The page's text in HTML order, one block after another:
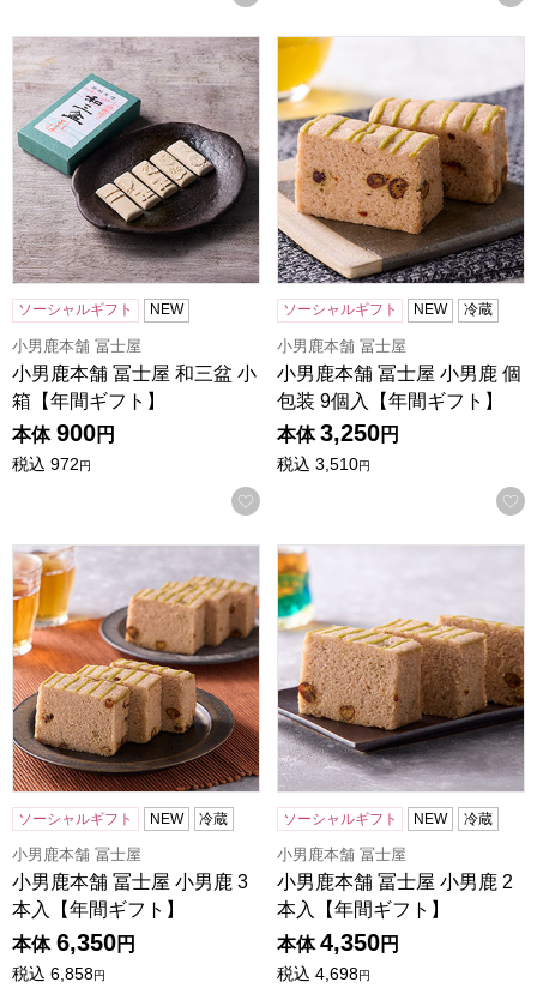
小男鹿本舗 冨士屋 和三盆 小箱【年間ギフト】
ソーシャルギフト NEW
小男鹿本舗 冨士屋
小男鹿本舗 冨士屋 和三盆 小
箱【年間ギフト】
本体 900円
税込 972円
お気に入りに登録する
小男鹿本舗 冨士屋 小男鹿 個
ソーシャルギフト NEW 冷蔵
小男鹿本舗 冨士屋
小男鹿本舗 冨士屋 小男鹿 個
包装 9個入【年間ギフト】
本体 3,250円
税込 3,510円
小男鹿本舗 冨士屋 小男鹿 3本入【年間ギフト】
ソーシャルギフト NEW 冷蔵
小男鹿本舗 冨士屋
小男鹿本舗 冨士屋 小男鹿 3
本入【年間ギフト】
本体 6,350円
税込 6,858円
小男鹿本舗 冨士屋 小男鹿 2
ソーシャルギフト NEW 冷蔵
小男鹿本舗 冨士屋
小男鹿本舗 冨士屋 小男鹿 2
本入【年間ギフト】
本体 4,350円
税込 4,698円